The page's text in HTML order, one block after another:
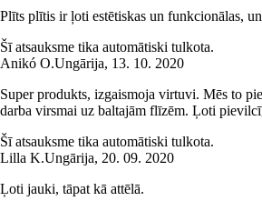
Plīts plītis ir ļoti estētiskas un funkcionālas,
Šī atsauksme tika automātiski tulkota.
Anikó O.Ungārija, 13. 10. 2020
Super produkts, izgaismoja virtuvi. Mēs to
darba virsmai uz baltajām flīzēm. Ļoti
Šī atsauksme tika automātiski tulkota.
Lilla K.Ungārija, 20. 09. 2020
Ļoti jauki, tāpat kā attēlā.